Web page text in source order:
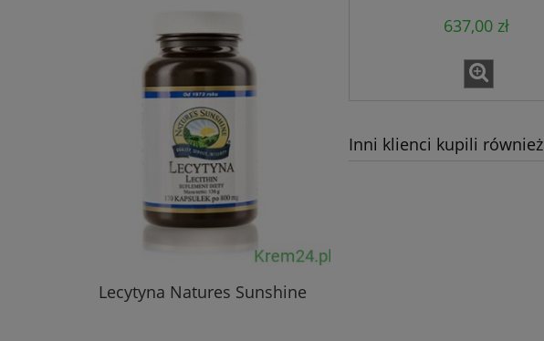
Lecytyna Natures Sunshine
637,00 zł
Inni klienci kupili również